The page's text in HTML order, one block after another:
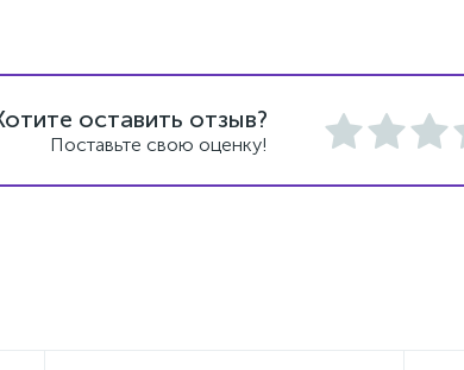
оставить отзыв?
Поставьте свою оценку!